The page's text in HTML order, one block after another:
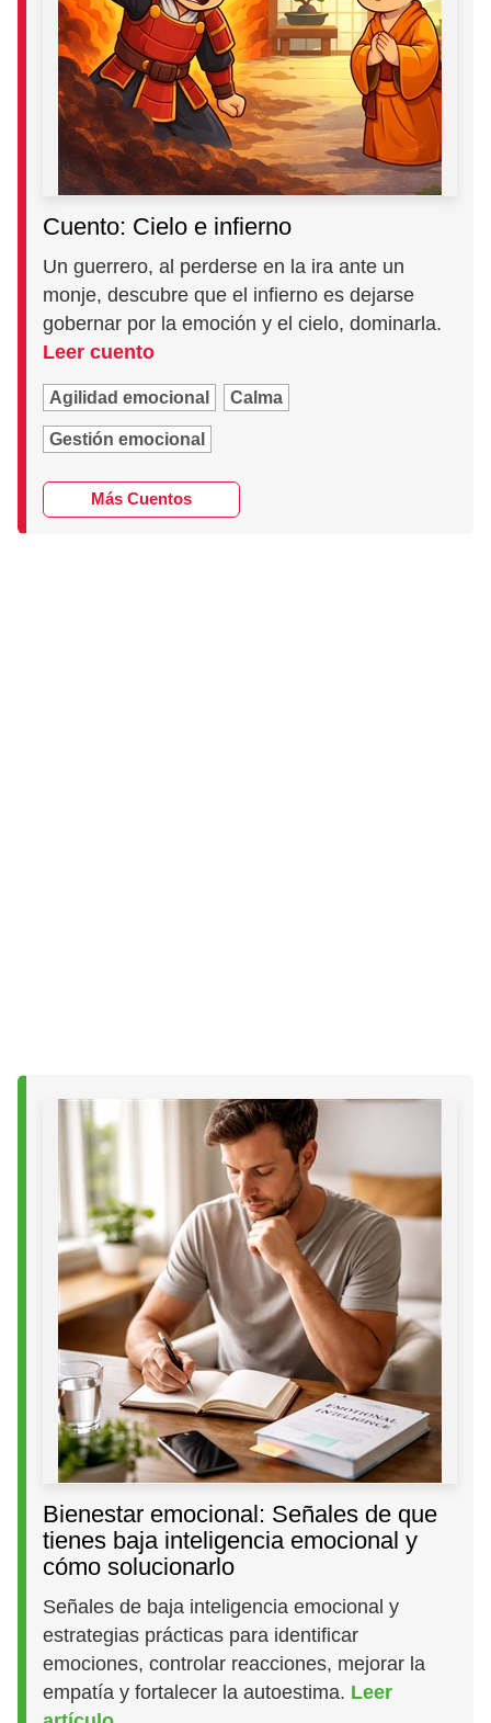
Cuento: Cielo e infierno
Un guerrero, al perderse en la ira ante un
monje, descubre que el infierno es dejarse
gobernar por la emoción y el cielo, dominarla.
Leer cuento
Agilidad emocional Calma
Gestión emocional
Más Cuentos
Bienestar emocional: Señales de que
tienes baja inteligencia emocional y
cómo solucionarlo
Señales de baja inteligencia emocional y
estrategias prácticas para identificar
emociones, controlar reacciones, mejorar la
empatía y fortalecer la autoestima. Leer